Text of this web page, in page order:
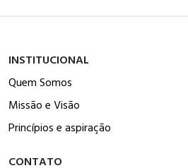
INSTITUCIONAL
Quem Somos
Missão e Visão
Princípios e aspiração
CONTATO